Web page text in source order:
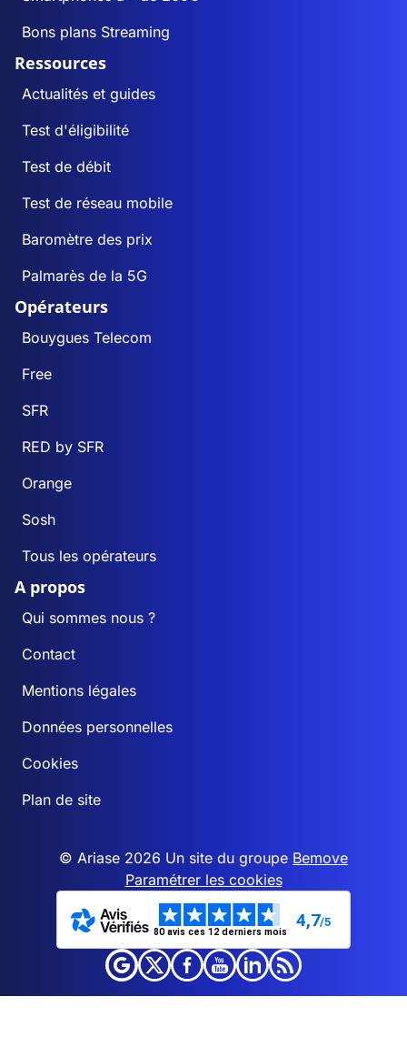
Bons plans Streaming
Ressources
Actualités et guides
Test d'éligibilité
Test de débit
Test de réseau mobile
Baromètre des prix
Palmarès de la 5G
Opérateurs
Bouygues Telecom
Free
SFR
RED by SFR
Orange
Sosh
Tous les opérateurs
A propos
Qui sommes nous ?
Contact
Mentions légales
Données personnelles
Cookies
Plan de site
© Ariase 2026 Un site du groupe Bemove
Paramétrer les cookies
80 avis ces 12 derniers mois
4,7/5